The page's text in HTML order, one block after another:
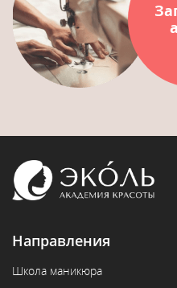
Направления
Школа маникюра